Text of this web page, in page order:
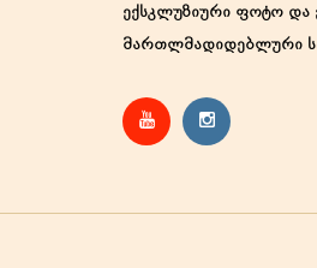
ექსკლუზიური ფოტო და
მართლმადიდებლური